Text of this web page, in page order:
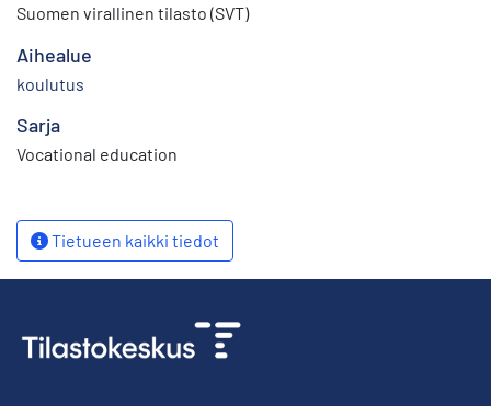
Suomen virallinen tilasto (SVT)
Aihealue
koulutus
Sarja
Vocational education
Tietueen kaikki tiedot